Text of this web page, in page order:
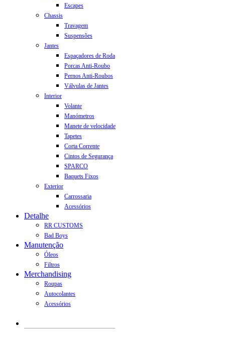
Escapes
Chassis
Travagem
Suspensões
Jantes
Espaçadores de Roda
Porcas Anti-Roubo
Pernos Anti-Roubos
Válvulas de Jantes
Interior
Volante
Manómetros
Manete de velocidade
Tapetes
Corta Corrente
Cintos de Segurança
SPARCO
Baquets Fixos
Exterior
Carrossaria
Acessórios
Detalhe
RR CUSTOMS
Bad Boys
Manutenção
Óleos
Filtros
Merchandising
Roupas
Autocolantes
Acessórios